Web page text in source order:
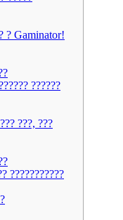
? Gaminator!
??????
???, ???
???????????